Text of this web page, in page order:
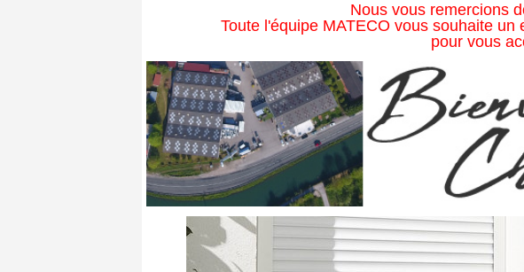
Nous vous remercions
Toute l'équipe MATECO vous souhaite
pour vous